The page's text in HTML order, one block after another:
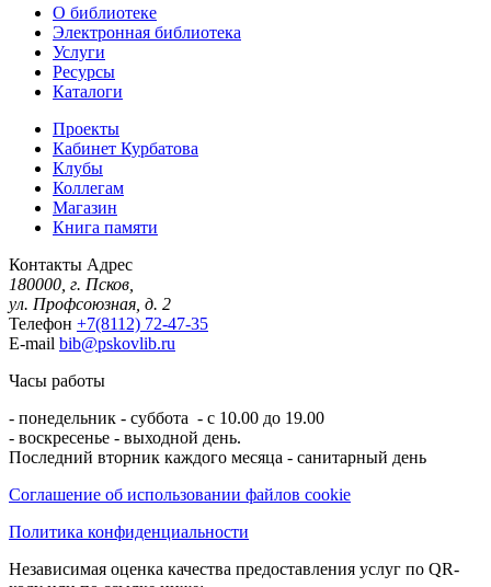
О библиотеке
Электронная библиотека
Услуги
Ресурсы
Каталоги
Проекты
Кабинет Курбатова
Клубы
Коллегам
Магазин
Книга памяти
Контакты Адрес
180000, г. Псков,
ул. Профсоюзная, д. 2
Телефон +7(8112) 72-47-35
E-mail bib@pskovlib.ru
Часы работы
- понедельник - суббота - с 10.00 до 19.00
- воскресенье - выходной день.
Последний вторник каждого месяца - санитарный день
Соглашение об использовании файлов cookie
Политика конфиденциальности
Независимая оценка качества предоставления услуг по QR-